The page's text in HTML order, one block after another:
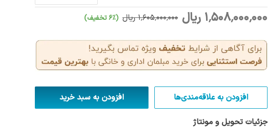
1٬508٬000٬000 ریال 1٬605٬000٬000 ریال (6٪ تخفیف)
افزودن به علاقه‌مندی‌ها افزودن به سبد خرید
جزئیات تحویل و مونتاژ